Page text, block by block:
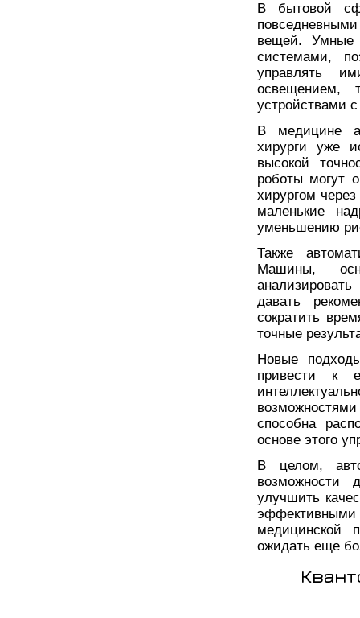
В бытовой
вещей. Умные
системами,
управлять
освещением,
устройствами
В медицине
хирурги уже
высокой
роботы могут
хирургом
маленькие
уменьшению
Также
Машины,
давать
сократить
точные
Новые
привести к
способна
основе этого
В целом,
возможности
улучшить
ожидать еще